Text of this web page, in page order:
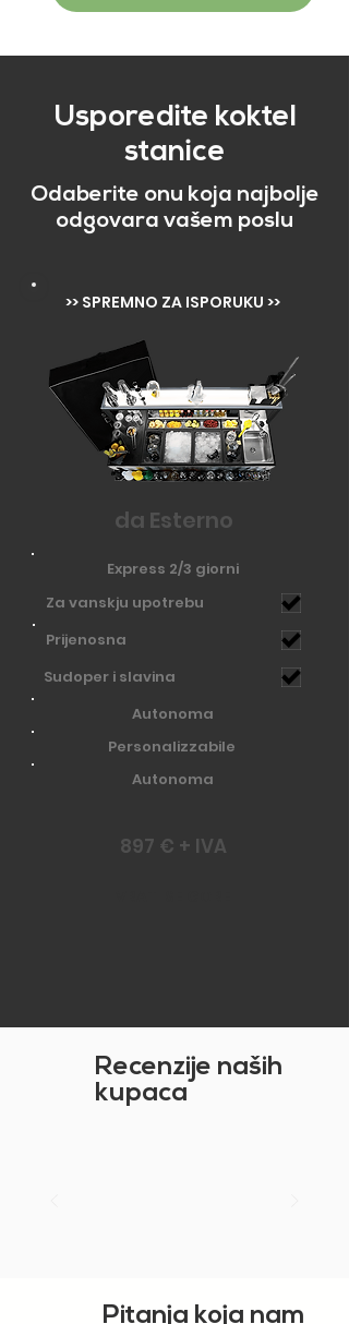
Usporedite koktel
stanice
Odaberite onu koja najbolje
odgovara vašem poslu
>> SPREMNO ZA ISPORUKU >>
da Esterno
Express 2/3 giorni
Za vanskju upotrebu
Prijenosna
Sudoper i slavina
Autonoma
Personalizzabile
Autonoma
897 € + IVA
Recenzije naših
kupaca
Pitanja koja nam